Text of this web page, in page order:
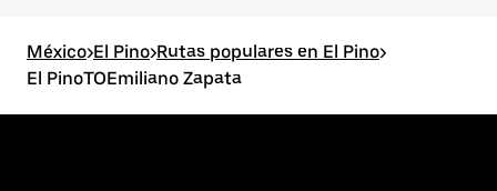
México>El Pino>Rutas populares en El Pino>
El PinoTOEmiliano Zapata